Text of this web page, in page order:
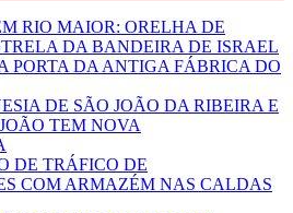
RIO MAIOR: ORELHA DE
DA BANDEIRA DE ISRAEL
PORTA DA ANTIGA FÁBRICA DO
DE SÃO JOÃO DA RIBEIRA E
TEM NOVA
DE TRÁFICO DE
COM ARMAZÉM NAS CALDAS